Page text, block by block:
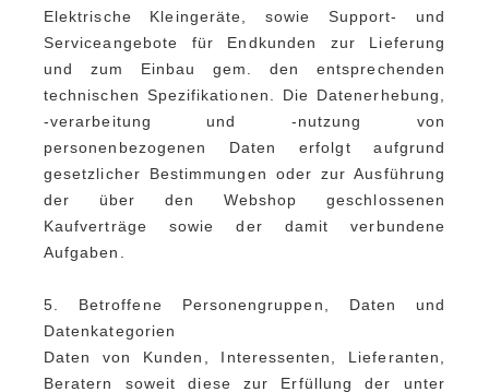
Elektrische Kleingeräte, sowie Support- und
Serviceangebote für Endkunden zur Lieferung
und zum Einbau gem. den entsprechenden
technischen Spezifikationen. Die Datenerhebung,
-verarbeitung und -nutzung von
personenbezogenen Daten erfolgt aufgrund
gesetzlicher Bestimmungen oder zur Ausführung
der über den Webshop geschlossenen
Kaufverträge sowie der damit verbundene
Aufgaben.
5. Betroffene Personengruppen, Daten und
Datenkategorien
Daten von Kunden, Interessenten, Lieferanten,
Beratern soweit diese zur Erfüllung der unter